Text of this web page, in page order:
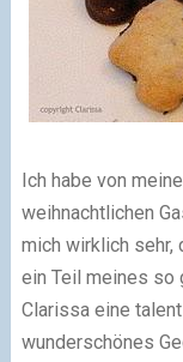
Ich habe von
weihnachtlichen
mich wirklich
ein Teil meines so
Clarissa eine
wunderschönes